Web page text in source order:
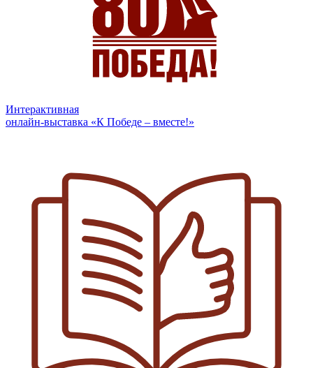
Интерактивная
онлайн-выставка «К Победе – вместе!»